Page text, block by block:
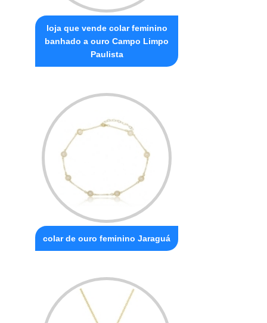
loja que vende colar feminino
banhado a ouro Campo Limpo
Paulista
colar de ouro feminino Jaraguá